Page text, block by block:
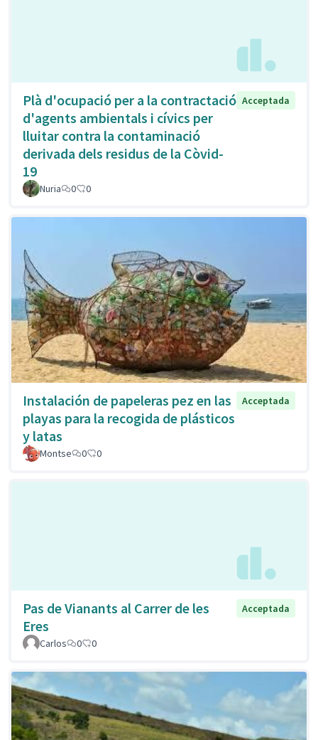
Plà d'ocupació per a la contractació
d'agents ambientals i cívics per
lluitar contra la contaminació
derivada dels residus de la Còvid-
19
Acceptada
Nuria 0 0
Instalación de papeleras pez en las
playas para la recogida de plásticos
y latas
Acceptada
Montse 0 0
Pas de Vianants al Carrer de les
Eres
Acceptada
Carlos 0 0